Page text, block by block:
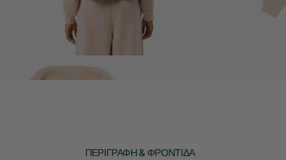
ΠΕΡΙΓΡΑΦΉ & ΦΡΟΝΤΊΔΑ